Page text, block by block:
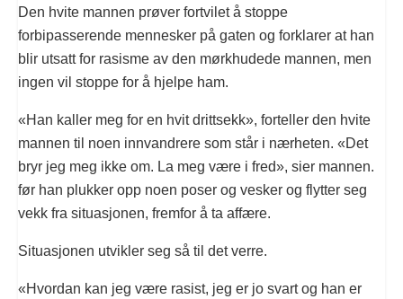
Den hvite mannen prøver fortvilet å stoppe
forbipasserende mennesker på gaten og forklarer at han
blir utsatt for rasisme av den mørkhudede mannen, men
ingen vil stoppe for å hjelpe ham.
«Han kaller meg for en hvit drittsekk», forteller den hvite
mannen til noen innvandrere som står i nærheten. «Det
bryr jeg meg ikke om. La meg være i fred», sier mannen.
før han plukker opp noen poser og vesker og flytter seg
vekk fra situasjonen, fremfor å ta affære.
Situasjonen utvikler seg så til det verre.
«Hvordan kan jeg være rasist, jeg er jo svart og han er